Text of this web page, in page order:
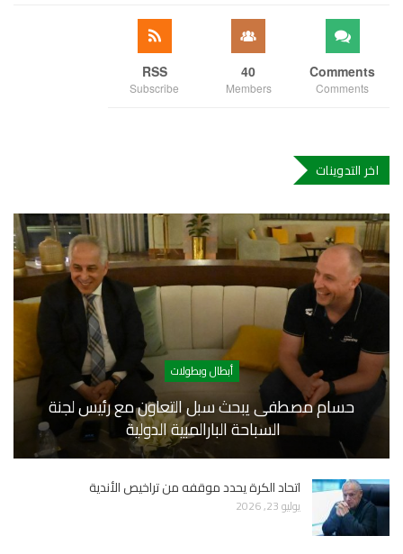
Comments
Comments
40
Members
RSS
Subscribe
اخر التدوينات
أبطال وبطولات
حسام مصطفى يبحث سبل التعاون مع رئيس لجنة
السباحة البارالمبية الدولية
اتحاد الكرة يحدد موقفه من تراخيص الأندية
يوليو 23, 2026